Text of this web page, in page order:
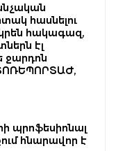
հասնելու
հակագազ,
էլ
ջարդոն
պրոֆեսիոնալ
հնարավոր է